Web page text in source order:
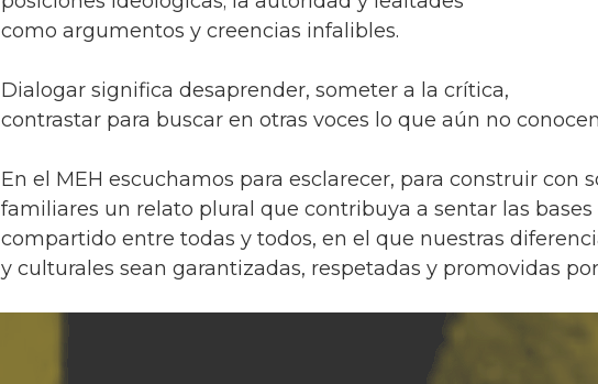
como argumentos y creencias infalibles.
Dialogar significa desaprender, someter a la crítica,
contrastar para buscar en otras voces lo que aún no
En el MEH escuchamos para esclarecer, para construir con
familiares un relato plural que contribuya a sentar las
compartido entre todas y todos, en el que nuestras
y culturales sean garantizadas, respetadas y promovidas